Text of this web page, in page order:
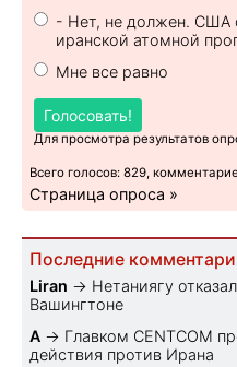
- Нет, не должен. США
иранской атомной
Мне все равно
Голосовать!
Для просмотра результатов
Всего голосов: 829,
Страница опроса »
Последние
Liran → Нетаниягу
Вашингтоне
A → Главком CENTCOM
действия против Ирана